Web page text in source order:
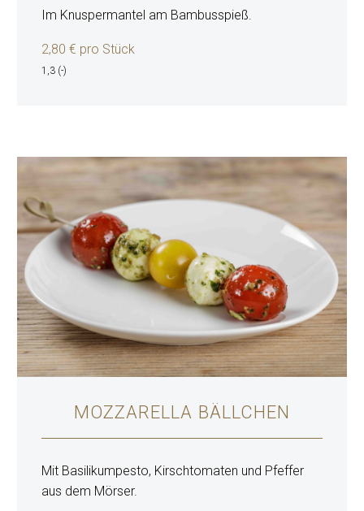
Im Knuspermantel am Bambusspieß.
2,80 € pro Stück
1,3 (-)
MOZZARELLA BÄLLCHEN
Mit Basilikumpesto, Kirschtomaten und Pfeffer
aus dem Mörser.